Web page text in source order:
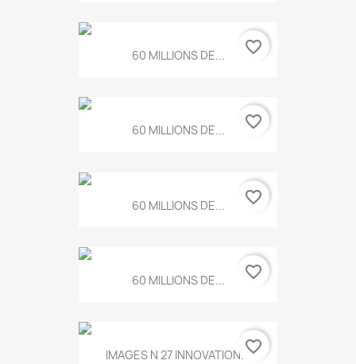
60 MILLIONS DE... favorite_border
60 MILLIONS DE... favorite_border
60 MILLIONS DE... favorite_border
60 MILLIONS DE... favorite_border
IMAGES N 27 INNOVATION...favorite_border